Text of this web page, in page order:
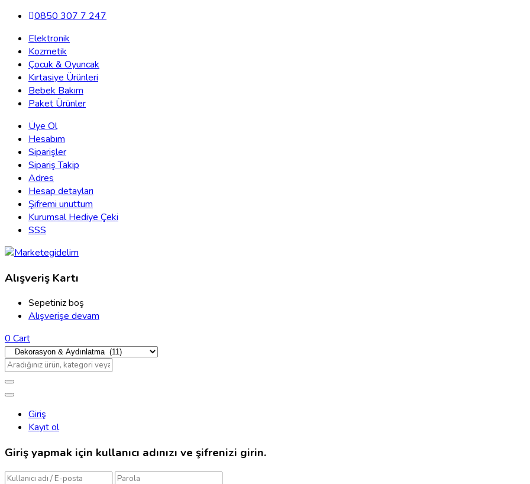
0850 307 7 247
Elektronik
Kozmetik
Çocuk & Oyuncak
Kırtasiye Ürünleri
Bebek Bakım
Paket Ürünler
Üye Ol
Hesabım
Siparişler
Sipariş Takip
Adres
Hesap detayları
Şifremi unuttum
Kurumsal Hediye Çeki
SSS
Alışveriş Kartı
Sepetiniz boş
Alışverişe devam
0Cart
Giriş
Kayıt ol
Giriş yapmak için kullanıcı adınızı ve şifrenizi girin.